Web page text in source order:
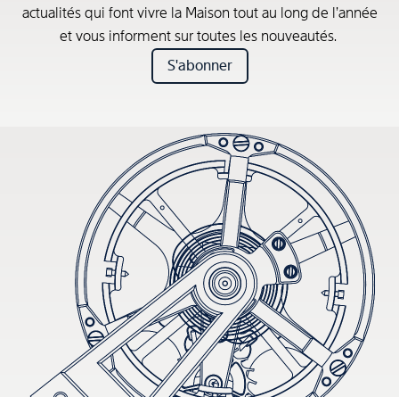
actualités qui font vivre la Maison tout au long de l’année
et vous informent sur toutes les nouveautés.
S'abonner